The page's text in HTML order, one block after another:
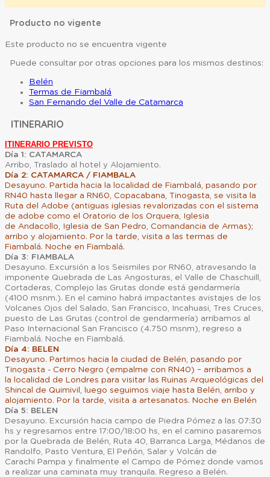
Producto no vigente
Este producto no se encuentra vigente
Puede consultar por otras opciones para los mismos destinos:
Belén
Termas de Fiambalá
San Fernando del Valle de Catamarca
ITINERARIO
ITINERARIO PREVISTO
Día 1: CATAMARCA
Arribo, Traslado al hotel y Alojamiento.
Día 2: CATAMARCA / FIAMBALA
Desayuno. Partida hacia la localidad de Fiambalá, pasando por
RN40 hasta llegar a RN60, Copacabana, Tinogasta, se visita la
Ruta del Adobe (antiguas iglesias revalorizadas con el sistema
de adobe como el Oratorio de los Orquera, Iglesia
de Andacollo, Iglesia de San Pedro, Comandancia de Armas);
arribo y alojamiento. Por la tarde, visita a las termas de
Fiambalá. Noche en Fiambalá.
Día 3: FIAMBALA
Desayuno. Excursión a los Seismiles por RN60, atravesando la
imponente Quebrada de Las Angosturas, el Valle de Chaschuill,
Cortaderas, Complejo las Grutas donde está gendarmería
(4100 msnm.). En el camino habrá impactantes avistajes de los
Volcanes Ojos del Salado, San Francisco, Incahuasi, Tres Cruces,
puesto de Las Grutas (control de gendarmería) arribamos al
Paso Internacional San Francisco (4.750 msnm), regreso a
Fiambalá. Noche en Fiambalá.
Día 4: BELEN
Desayuno. Partimos hacia la ciudad de Belén, pasando por
Tinogasta - Cerro Negro (empalme con RN40) – arribamos a
la localidad de Londres para visitar las Ruinas Arqueológicas del
Shincal de Quimivil, luego seguimos viaje hasta Belén, arribo y
alojamiento. Por la tarde, visita a artesanatos. Noche en Belén
Día 5: BELEN
Desayuno. Excursión hacia campo de Piedra Pómez a las 07:30
hs y regresamos entre 17:00/18:00 hs, en el camino pasaremos
por la Quebrada de Belén, Ruta 40, Barranca Larga, Médanos de
Randolfo, Pasto Ventura, El Peñón, Salar y Volcán de
Carachi Pampa y finalmente el Campo de Pómez donde vamos
a realizar una caminata muy tranquila. Regreso a Belén.